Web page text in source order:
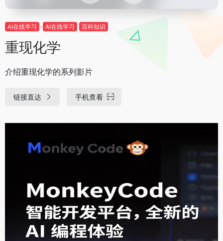
AI在线学习 AI在线学习 百科知识
重现化学
介绍重现化学的系列影片
链接直达 手机查看